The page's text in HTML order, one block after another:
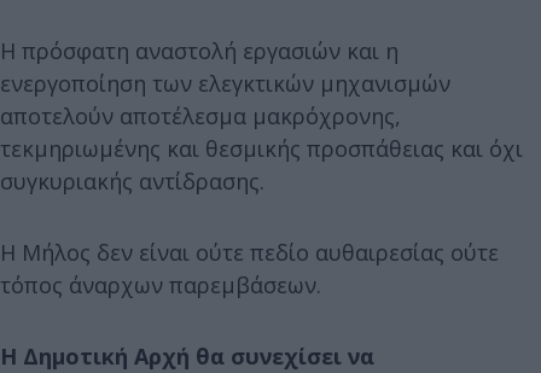
Η πρόσφατη αναστολή εργασιών και η
ενεργοποίηση των ελεγκτικών μηχανισμών
αποτελούν αποτέλεσμα μακρόχρονης,
τεκμηριωμένης και θεσμικής προσπάθειας και όχι
συγκυριακής αντίδρασης.
Η Μήλος δεν είναι ούτε πεδίο αυθαιρεσίας ούτε
τόπος άναρχων παρεμβάσεων.
Η Δημοτική Αρχή θα συνεχίσει να